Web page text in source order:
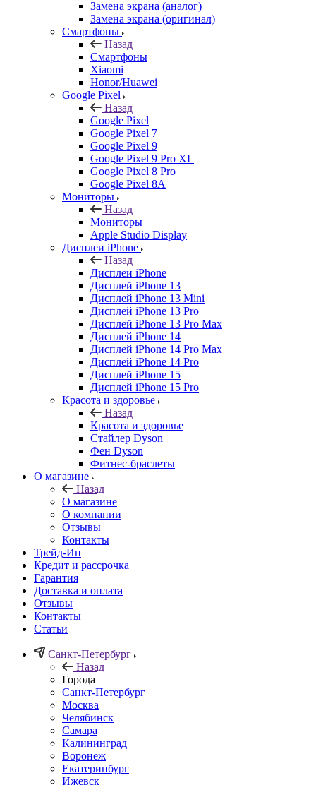
Замена экрана (аналог)
Замена экрана (оригинал)
Смартфоны
Назад
Смартфоны
Xiaomi
Honor/Huawei
Google Pixel
Назад
Google Pixel
Google Pixel 7
Google Pixel 9
Google Pixel 9 Pro XL
Google Pixel 8 Pro
Google Pixel 8A
Мониторы
Назад
Мониторы
Apple Studio Display
Дисплеи iPhone
Назад
Дисплеи iPhone
Дисплей iPhone 13
Дисплей iPhone 13 Mini
Дисплей iPhone 13 Pro
Дисплей iPhone 13 Pro Max
Дисплей iPhone 14
Дисплей iPhone 14 Pro Max
Дисплей iPhone 14 Pro
Дисплей iPhone 15
Дисплей iPhone 15 Pro
Красота и здоровье
Назад
Красота и здоровье
Стайлер Dyson
Фен Dyson
Фитнес-браслеты
О магазине
Назад
О магазине
О компании
Отзывы
Контакты
Трейд-Ин
Кредит и рассрочка
Гарантия
Доставка и оплата
Отзывы
Контакты
Статьи
Санкт-Петербург
Назад
Города
Санкт-Петербург
Москва
Челябинск
Самара
Калининград
Воронеж
Екатеринбург
Ижевск